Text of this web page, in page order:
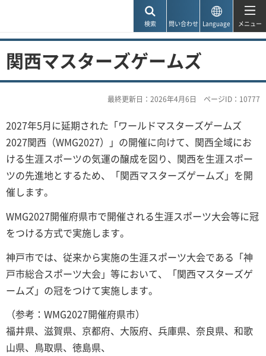
検索 問い合わせ Language メニュー
関西マスターズゲームズ
最終更新日：2026年4月6日 ページID：10777
2027年5月に延期された「ワールドマスターズゲームズ
2027関西（WMG2027）」の開催に向けて、関西全域にお
ける生涯スポーツの気運の醸成を図り、関西を生涯スポー
ツの先進地とするため、「関西マスターズゲームズ」を開
催します。
WMG2027開催府県市で開催される生涯スポーツ大会等に冠
をつける方式で実施します。
神戸市では、従来から実施の生涯スポーツ大会である「神
戸市総合スポーツ大会」等において、「関西マスターズゲ
ームズ」の冠をつけて実施します。
（参考：WMG2027開催府県市）
福井県、滋賀県、京都府、大阪府、兵庫県、奈良県、和歌
山県、鳥取県、徳島県、